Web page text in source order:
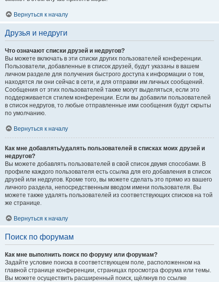
Вернуться к началу
Друзья и недруги
Что означают списки друзей и недругов?
Вы можете включать в эти списки других пользователей конференции.
Пользователи, добавленные в список друзей, будут указаны в вашем
личном разделе для получения быстрого доступа к информации о том,
находятся ли они сейчас в сети, и для отправки им личных сообщений.
Сообщения от этих пользователей также могут выделяться, если это
поддерживается стилем конференции. Если вы добавили пользователей
в список недругов, то любые отправленные ими сообщения будут скрыты
по умолчанию.
Вернуться к началу
Как мне добавлять/удалять пользователей в списках моих друзей и
недругов?
Вы можете добавлять пользователей в свой список двумя способами. В
профиле каждого пользователя есть ссылка для его добавления в список
друзей или недругов. Кроме того, вы можете сделать это прямо из вашего
личного раздела, непосредственным вводом имени пользователя. Вы
можете также удалять пользователей из соответствующих списков на той
же странице.
Вернуться к началу
Поиск по форумам
Как мне выполнить поиск по форуму или форумам?
Задайте условие поиска в соответствующем поле, расположенном на
главной странице конференции, страницах просмотра форума или темы.
Вы можете осуществить расширенный поиск, щёлкнув по ссылке